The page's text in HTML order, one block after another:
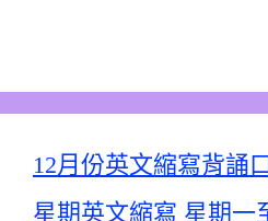
12月份英文縮寫背誦
星期英文縮寫 星期一